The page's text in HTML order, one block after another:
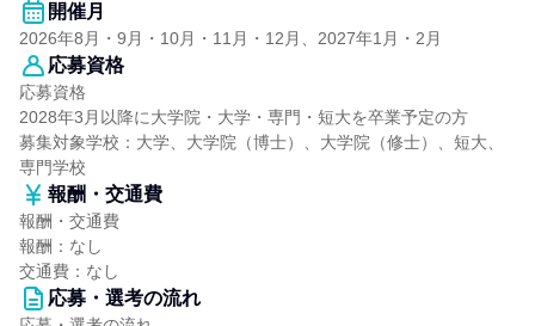
開催月
2026年8月・9月・10月・11月・12月、2027年1月・2月
応募資格
応募資格
2028年3月以降に大学院・大学・専門・短大を卒業予定の方
募集対象学校：大学、大学院（博士）、大学院（修士）、短大、
専門学校
報酬・交通費
報酬・交通費
報酬：なし
交通費：なし
応募・選考の流れ